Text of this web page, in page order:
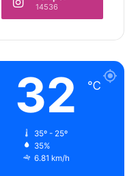
14536
32 ℃
35º - 25º
35%
6.81 km/h